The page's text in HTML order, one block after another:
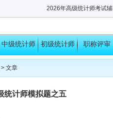
2026年高级统计师考试
中级统计师
考试
初级统计师
考试
职称评审
> 文章
统计师模拟题之五